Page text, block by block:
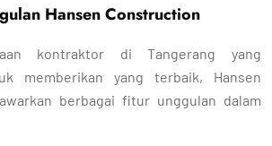
Hansen Construction
kontraktor di Tangerang yang
memberikan yang terbaik, Hansen
berbagai fitur unggulan dalam